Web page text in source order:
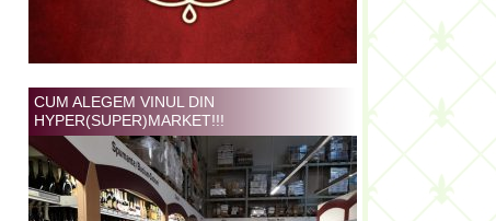
CUM ALEGEM VINUL DIN
HYPER(SUPER)MARKET!!!